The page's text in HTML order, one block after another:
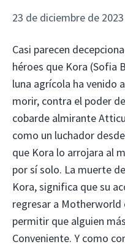
23 de diciembre de 2023
Casi parecen
héroes que Kora (Sofia
luna agrícola ha venido
morir, contra el poder
cobarde almirante
como un luchador
que Kora lo arrojara al
por sí solo. La muerte
Kora, significa que su
regresar a
permitir que alguien
Conveniente. Y como